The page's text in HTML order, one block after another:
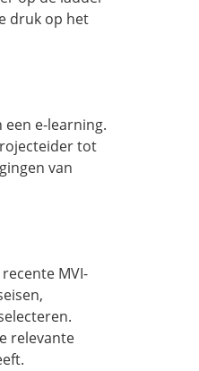
druk op het
e-learning.
tot
van
MVI-
relevante